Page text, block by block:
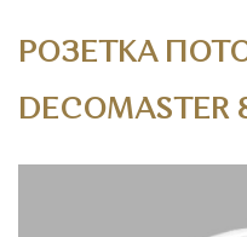
РОЗЕТКА
DECOMASTER